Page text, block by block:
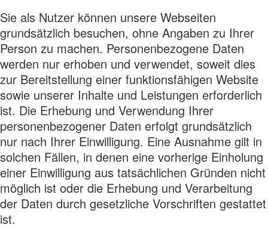
Sie als Nutzer können unsere Webseiten
grundsätzlich besuchen, ohne Angaben zu Ihrer
Person zu machen. Personenbezogene Daten
werden nur erhoben und verwendet, soweit dies
zur Bereitstellung einer funktionsfähigen Website
sowie unserer Inhalte und Leistungen erforderlich
ist. Die Erhebung und Verwendung Ihrer
personenbezogener Daten erfolgt grundsätzlich
nur nach Ihrer Einwilligung. Eine Ausnahme gilt in
solchen Fällen, in denen eine vorherige Einholung
einer Einwilligung aus tatsächlichen Gründen nicht
möglich ist oder die Erhebung und Verarbeitung
der Daten durch gesetzliche Vorschriften gestattet
ist.